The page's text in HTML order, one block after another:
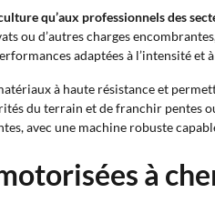
qu’aux professionnels des
ou d’autres charges
adaptées à l’intensité et
à haute résistance et
du terrain et de franchir pentes
avec une machine robuste
à